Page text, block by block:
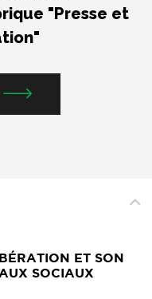
"Presse et
ET SON
SOCIAUX